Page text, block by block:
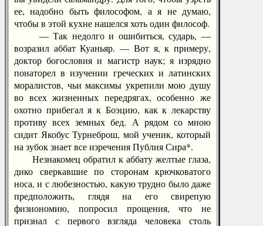
ее, надобно быть философом, а я не думаю,
чтобы в этой кухне нашелся хоть один философ.
— Так недолго и ошибиться, сударь, —
возразил аббат Куаньяр. — Вот я, к примеру,
доктор богословия и магистр наук; я изрядно
понаторел в изучении греческих и латинских
моралистов, чьи максимы укрепили мою душу
во всех жизненных передрягах, особенно же
охотно прибегал я к Боэцию, как к лекарству
противу всех земных бед. А рядом со мною
сидит Якобус Турнеброш, мой ученик, который
на зубок знает все изречения Публия Сира*.
Незнакомец обратил к аббату желтые глаза,
дико сверкавшие по сторонам крючковатого
носа, и с любезностью, какую трудно было даже
предположить, глядя на его свирепую
физиономию, попросил прощения, что не
признал с первого взгляда человека столь